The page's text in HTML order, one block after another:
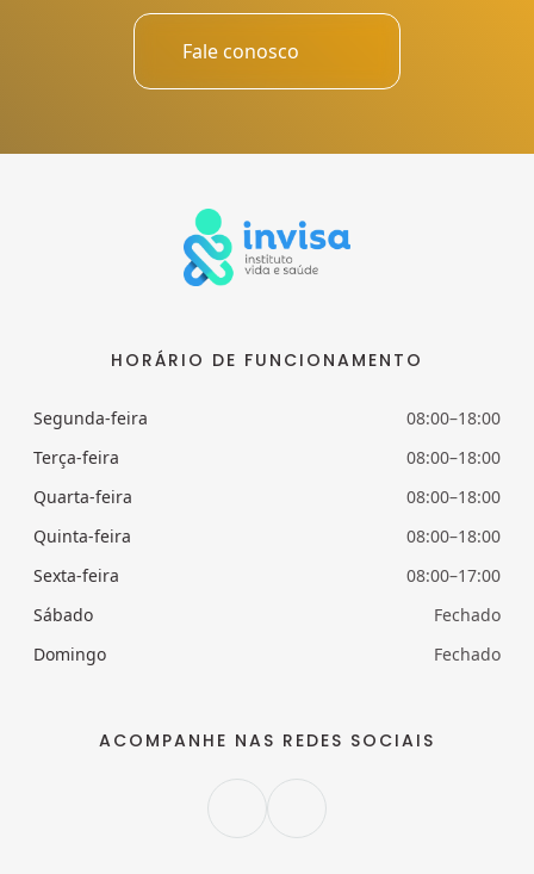
Fale conosco
HORÁRIO DE FUNCIONAMENTO
Segunda-feira
08:00–18:00
Terça-feira
08:00–18:00
Quarta-feira
08:00–18:00
Quinta-feira
08:00–18:00
Sexta-feira
08:00–17:00
Sábado
Fechado
Domingo
Fechado
ACOMPANHE NAS REDES SOCIAIS